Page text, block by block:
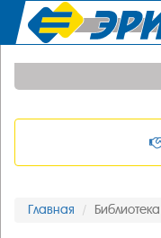
Главная